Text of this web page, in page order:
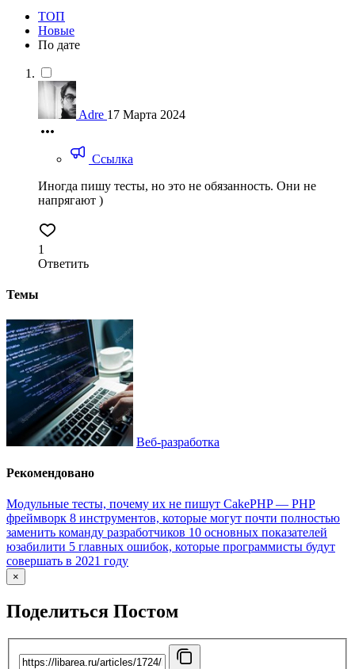
ТОП
Новые
По дате
Adre 17 Марта 2024
Ссылка
Иногда пишу тесты, но это не обязанность. Они не
напрягают )
1
Ответить
Темы
Веб-разработка
Рекомендовано
Модульные тесты, почему их не пишут CakePHP — PHP
фреймворк 8 инструментов, которые могут почти полностью
заменить команду разработчиков 10 основных показателей
юзабилити 5 главных ошибок, которые программисты будут
совершать в 2021 году
×
Поделиться Постом